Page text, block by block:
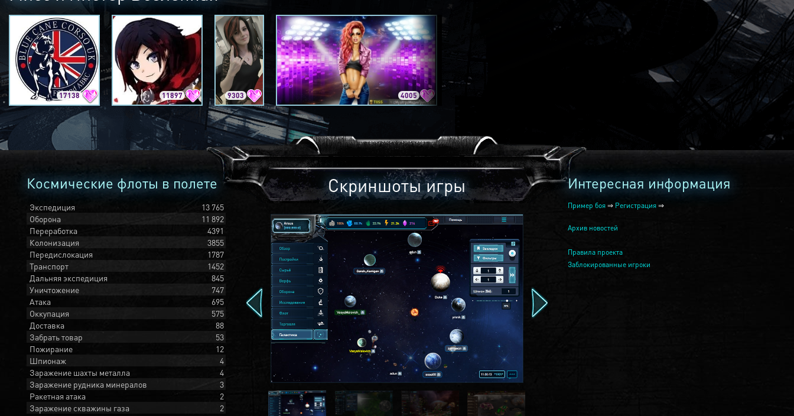
17138 11897 9303 4005 2240
Космические флоты в полете
Экспедиция
13 765
Оборона
11 892
Переработка
4391
Колонизация
3855
Передислокация
1787
Транспорт
1452
Дальняя экспедиция
845
Уничтожение
747
Атака
695
Оккупация
575
Доставка
88
Забрать товар
53
Пожирание
12
Шпионаж
4
Заражение шахты металла
4
Заражение рудника минералов
3
Ракетная атака
2
Заражение скважины газа
2
Скриншоты игры Интересная информация
Пример боя ⇒ Регистрация ⇒
Архив новостей
Правила проекта
Заблокированные игроки